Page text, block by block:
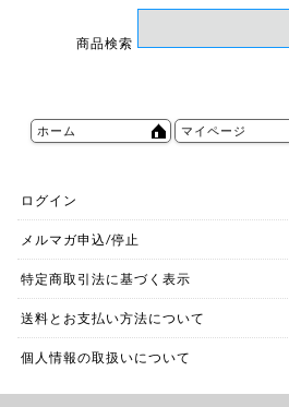
商品検索
ホーム マイページ
ログイン
メルマガ申込/停止
特定商取引法に基づく表示
送料とお支払い方法について
個人情報の取扱いについて